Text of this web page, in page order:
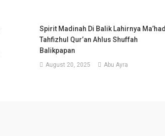
Spirit Madinah Di Balik Lahirnya Ma’had
Tahfizhul Qur’an Ahlus Shuffah
Balikpapan
August 20, 2025 Abu Ayra